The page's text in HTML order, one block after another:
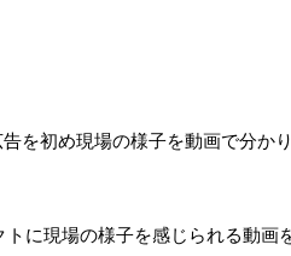
を初め現場の様子を動画で分か
に現場の様子を感じられる動画